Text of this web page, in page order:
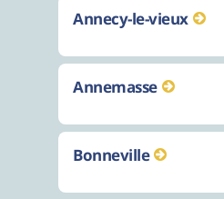
Annecy-le-vieux
Annemasse
Bonneville